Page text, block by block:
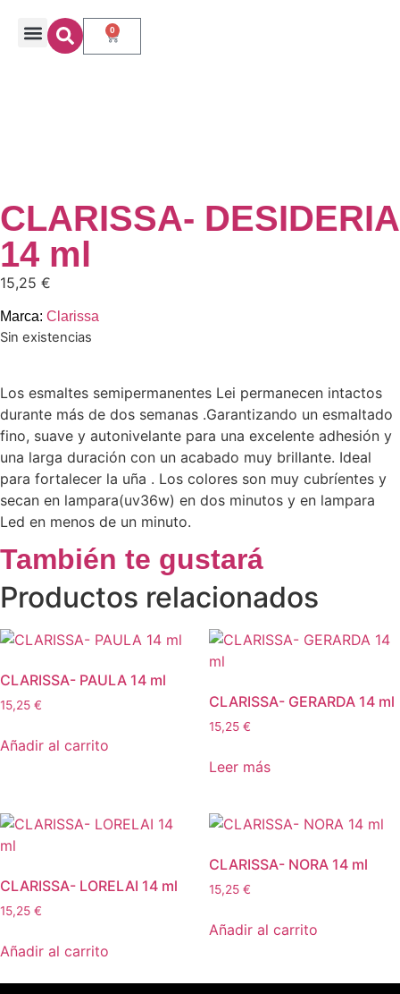
0
CLARISSA- DESIDERIA
14 ml
15,25 €
Marca: Clarissa
Sin existencias
Los esmaltes semipermanentes Lei permanecen intactos
durante más de dos semanas .Garantizando un esmaltado
fino, suave y autonivelante para una excelente adhesión y
una larga duración con un acabado muy brillante. Ideal
para fortalecer la uña . Los colores son muy cubríentes y
secan en lampara(uv36w) en dos minutos y en lampara
Led en menos de un minuto.
También te gustará
Productos relacionados
CLARISSA- PAULA 14 ml
15,25 €
Añadir al carrito
CLARISSA- GERARDA 14 ml
15,25 €
Leer más
CLARISSA- LORELAI 14 ml
15,25 €
Añadir al carrito
CLARISSA- NORA 14 ml
15,25 €
Añadir al carrito